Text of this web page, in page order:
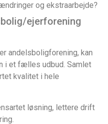
og ekstraarbejde?
ejerforening
andelsboligforening, kan
i et fælles udbud. Samlet
kvalitet i hele
løsning, lettere drift